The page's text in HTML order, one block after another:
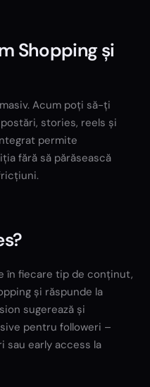
Shopping și
Acum poți să-ți
stories, reels și
permite
fără să părăsească
în fiecare tip de conținut,
și răspunde la
sugerează și
pentru followeri –
sau early access la